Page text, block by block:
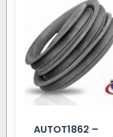
AUTOT1862 –